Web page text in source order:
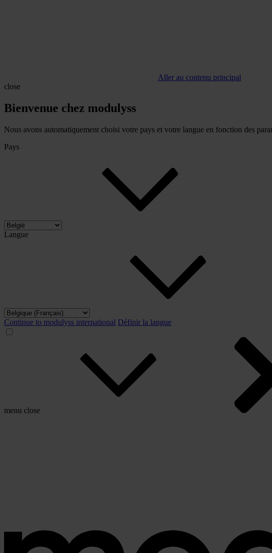
Aller au contenu principal
close
Bienvenue chez modulyss
Nous avons automatiquement choisi votre pays et votre langue en fonction des
Pays
Langue
Continue to modulyss international Définir la langue
menu close